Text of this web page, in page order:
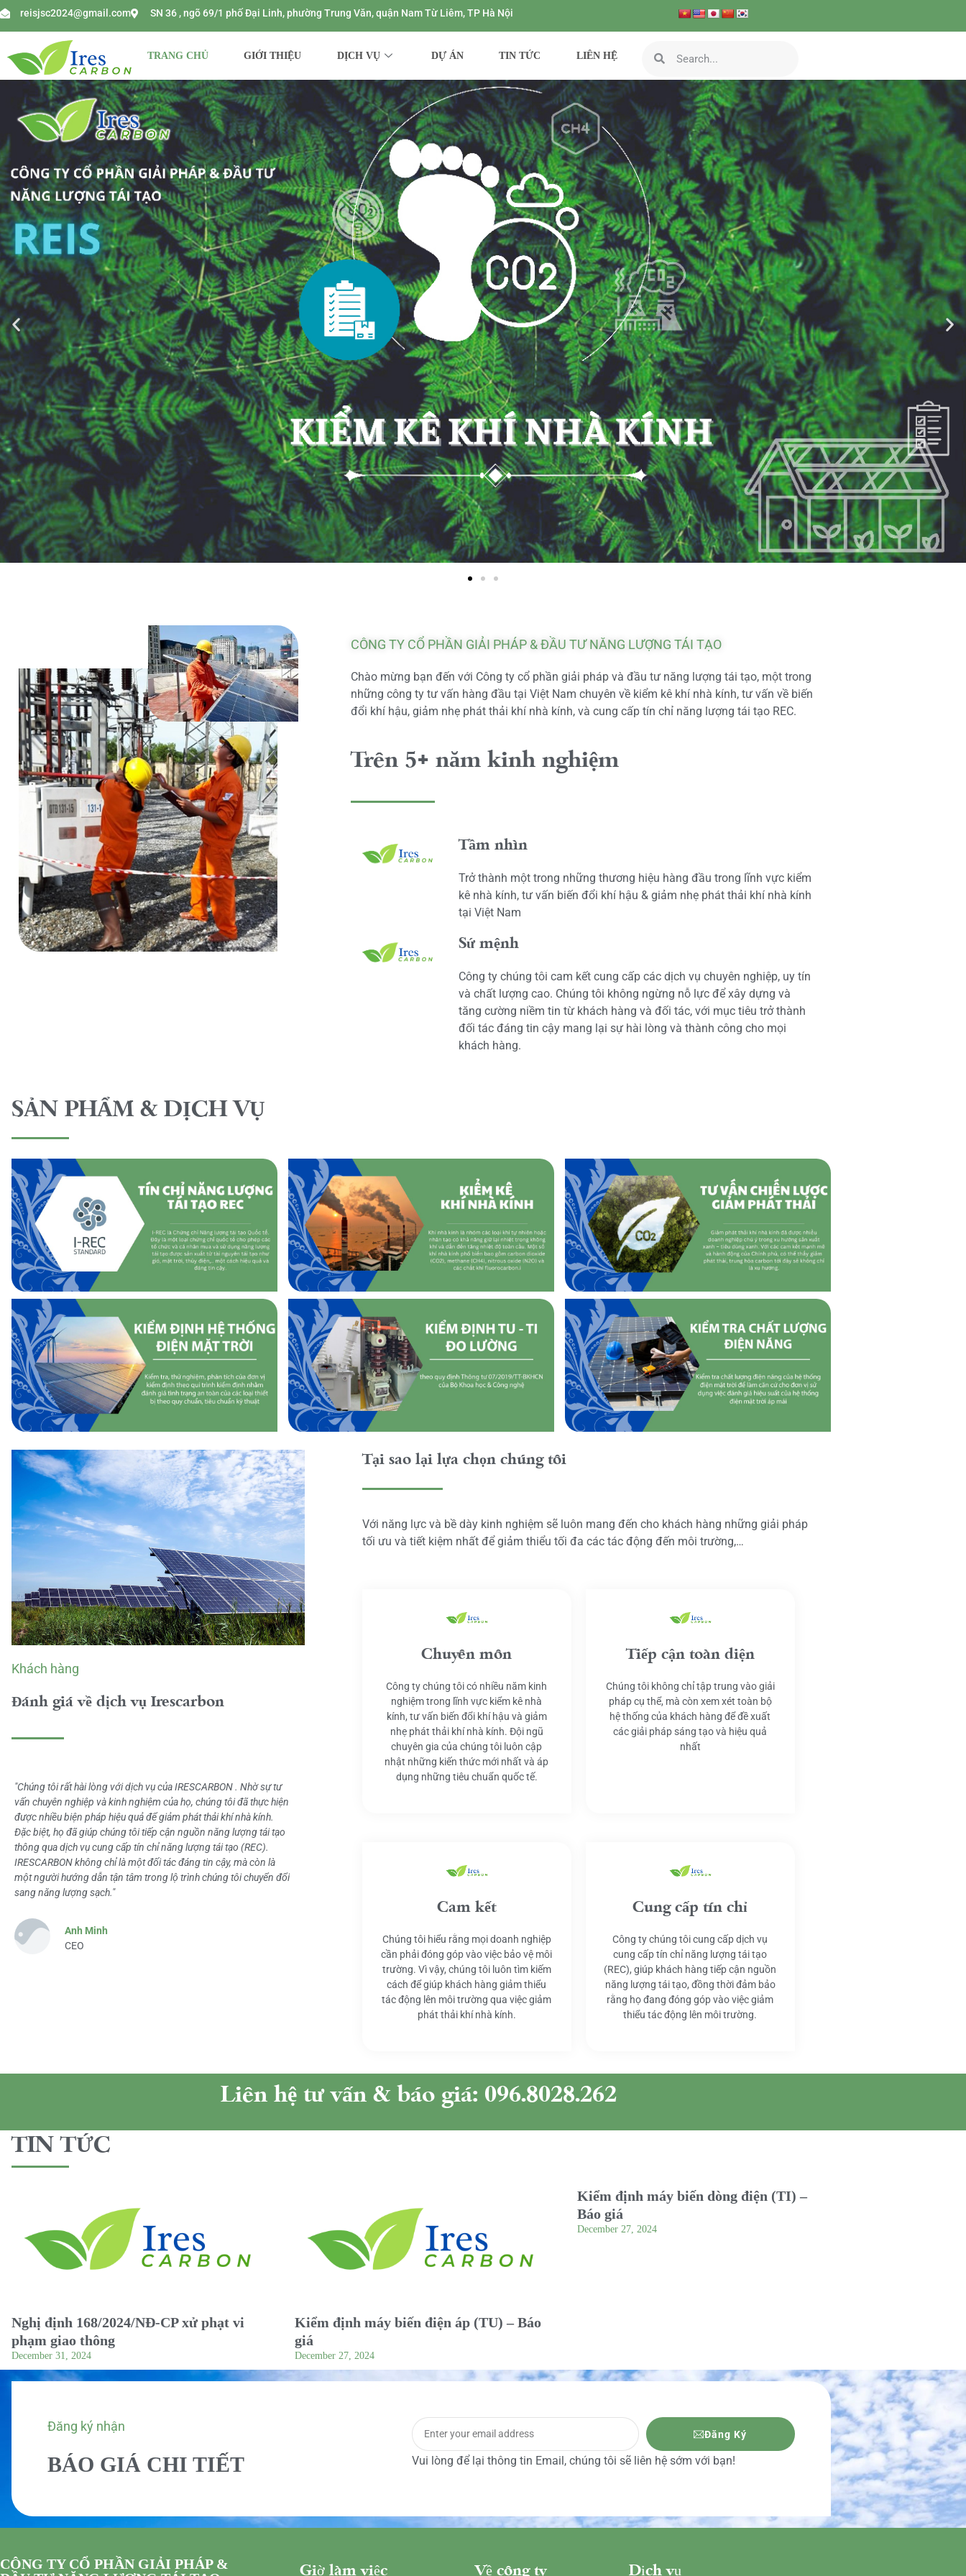
reisjsc2024@gmail.com SN 36 , ngõ 69/1 phố Đại Linh, phường Trung Văn, quận Nam Từ Liêm, TP Hà Nội
TRANG CHỦ GIỚI THIỆU DỊCH VỤ DỰ ÁN TIN TỨC LIÊN HỆ
CÔNG TY CỔ PHẦN GIẢI PHÁP & ĐẦU TƯ NĂNG LƯỢNG TÁI TẠO
Chào mừng bạn đến với Công ty cổ phần giải pháp và đầu tư năng lượng tái tạo, một trong
những công ty tư vấn hàng đầu tại Việt Nam chuyên về kiểm kê khí nhà kính, tư vấn về biến
đổi khí hậu, giảm nhẹ phát thải khí nhà kính, và cung cấp tín chỉ năng lượng tái tạo REC.
Trên 5+ năm kinh nghiệm
Tầm nhìn
Trở thành một trong những thương hiệu hàng đầu trong lĩnh vực kiểm
kê nhà kính, tư vấn biến đổi khí hậu & giảm nhẹ phát thải khí nhà kính
tại Việt Nam
Sứ mệnh
Công ty chúng tôi cam kết cung cấp các dịch vụ chuyên nghiệp, uy tín
và chất lượng cao. Chúng tôi không ngừng nỗ lực để xây dựng và
tăng cường niềm tin từ khách hàng và đối tác, với mục tiêu trở thành
đối tác đáng tin cậy mang lại sự hài lòng và thành công cho mọi
khách hàng.
SẢN PHẨM & DỊCH VỤ
Khách hàng
Đánh giá về dịch vụ Irescarbon
"Chúng tôi rất hài lòng với dịch vụ của IRESCARBON . Nhờ sự tư
vấn chuyên nghiệp và kinh nghiệm của họ, chúng tôi đã thực hiện
được nhiều biện pháp hiệu quả để giảm phát thải khí nhà kính.
Đặc biệt, họ đã giúp chúng tôi tiếp cận nguồn năng lượng tái tạo
thông qua dịch vụ cung cấp tín chỉ năng lượng tái tạo (REC).
IRESCARBON không chỉ là một đối tác đáng tin cậy, mà còn là
một người hướng dẫn tận tâm trong lộ trình chúng tôi chuyển đổi
sang năng lượng sạch."
Anh Minh
CEO
Tại sao lại lựa chọn chúng tôi
Với năng lực và bề dày kinh nghiệm sẽ luôn mang đến cho khách hàng những giải pháp
tối ưu và tiết kiệm nhất để giảm thiểu tối đa các tác động đến môi trường,…
Chuyên môn
Công ty chúng tôi có nhiều năm kinh
nghiệm trong lĩnh vực kiểm kê nhà
kính, tư vấn biến đổi khí hậu và giảm
nhẹ phát thải khí nhà kính. Đội ngũ
chuyên gia của chúng tôi luôn cập
nhật những kiến thức mới nhất và áp
dụng những tiêu chuẩn quốc tế.
Tiếp cận toàn diện
Chúng tôi không chỉ tập trung vào giải
pháp cụ thể, mà còn xem xét toàn bộ
hệ thống của khách hàng để đề xuất
các giải pháp sáng tạo và hiệu quả
nhất
Cam kết
Chúng tôi hiểu rằng mọi doanh nghiệp
cần phải đóng góp vào việc bảo vệ môi
trường. Vì vậy, chúng tôi luôn tìm kiếm
cách để giúp khách hàng giảm thiểu
tác động lên môi trường qua việc giảm
phát thải khí nhà kính.
Cung cấp tín chỉ
Công ty chúng tôi cung cấp dịch vụ
cung cấp tín chỉ năng lượng tái tạo
(REC), giúp khách hàng tiếp cận nguồn
năng lượng tái tạo, đồng thời đảm bảo
rằng họ đang đóng góp vào việc giảm
thiểu tác động lên môi trường.
Liên hệ tư vấn & báo giá: 096.8028.262
TIN TỨC
Nghị định 168/2024/NĐ-CP xử phạt vi
phạm giao thông
December 31, 2024
Kiểm định máy biến điện áp (TU) – Báo
giá
December 27, 2024
Kiểm định máy biến dòng điện (TI) –
Báo giá
December 27, 2024
Đăng ký nhận
BÁO GIÁ CHI TIẾT
Đăng Ký
Vui lòng để lại thông tin Email, chúng tôi sẽ liên hệ sớm với bạn!
CÔNG TY CỔ PHẦN GIẢI PHÁP &
Giờ làm việc Về công ty Dịch vụ